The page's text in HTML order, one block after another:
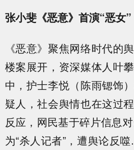
张小斐《恶意》首演“恶女
《恶意》聚焦网络时代的
楼案展开，资深媒体人叶
中，护士李悦（陈雨锶饰
疑人，社会舆情也在这过
反应，网民基于碎片信息
为“杀人记者”，遭舆论反